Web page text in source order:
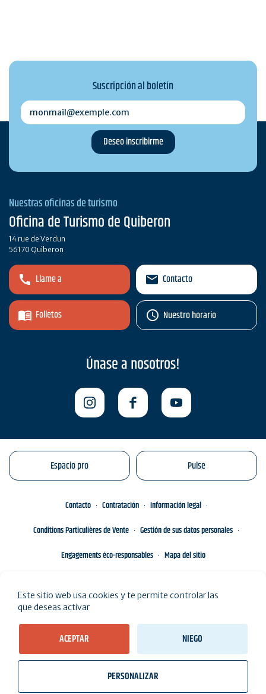
Suscripción al boletín
monmail@exemple.com
Nuestras oficinas de turismo
Oficina de Turismo de Quiberon
14 rue de Verdun
56170 Quiberon
Llame a
Folletos
Contacto
Nuestro horario
Únase a nosotros!
Espacio pro Pulse
Contacto Contratación
Información legal
Conditions Particulières de Vente
Gestión de sus datos personales
Engagements éco-responsables
Mapa del sitio
Este sitio web usa cookies y te permite controlar las
que deseas activar
ACEPTAR NIEGO
PERSONALIZAR